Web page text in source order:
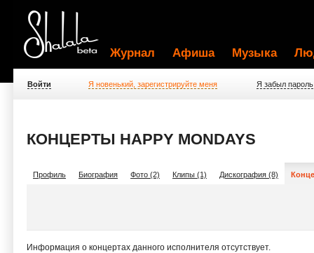
Журнал Афиша Музыка
Войти Я новенький, зарегистрируйте меня Я забыл пароль
КОНЦЕРТЫ HAPPY MONDAYS
Профиль Биография Фото (2) Клипы (1) Дискография (8)
Информация о концертах данного исполнителя отсутствует.